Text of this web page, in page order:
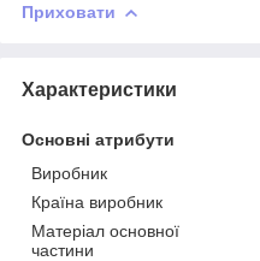
Приховати
Характеристики
Основні атрибути
Виробник
Країна виробник
Матеріал основної
частини